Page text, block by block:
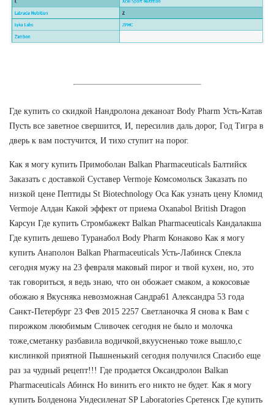
Где купить со скидкой Нандролона деканоат Body Pharm Усть-Катав
Пусть все заветное свершится, И, пересилив даль дорог, Год Тигра в
дверь к вам постучится, И тихо ступит на порог.
Как я могу купить Примоболан Balkan Pharmaceuticals Балтийск
Заказать с доставкой Суставер Vermoje Комсомольск Заказать по
низкой цене Пептиды St Biotechnology Оса Как узнать цену Кломид
Vermoje Алдан Какой эффект от приема Oxanabol British Dragon
Карсун Где купить Стромбажект Balkan Pharmaceuticals Кандалакша
Где купить дешево Туранабол Body Pharm Конаково Как я могу
купить Анаполон Balkan Pharmaceuticals Усть-Лабинск Спекла
сегодня мужу на 23 февраля маковый пирог и твой кухен, но, это
так говориться, я ведь знаю, что он обожает смаком, а кокосовые
обожаю я Вкусняка невозможная Сандра61 Александра 53 года
Санкт-Петербург 23 Фев 2015 2257 Светланочка Я снова к Вам с
пирожком лююбимым Сливочек сегодня не было и молочка
тоже,сметанку разбавила водичкой,вкуусненько тоже вышло,с
кислинкой приятной Пышненький сегодня получился Спасибо еще
раз за чудный рецепт!!! Где продается Оксандролон Balkan
Pharmaceuticals Абинск Но винить его никто не будет. Как я могу
купить Болденона Ундесиленат SP Laboratories Сретенск Где купить